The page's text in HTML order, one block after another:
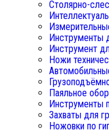
Столярно-
Инструменты
Инструмент
Ножи
Паяльное
Инструменты
Захваты для
Ножовки по